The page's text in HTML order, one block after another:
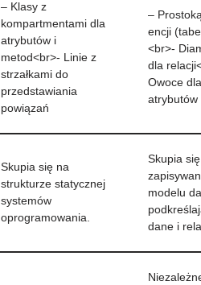
– Klasy z
kompartmentami dla
atrybutów i
metod<br>- Linie z
strzałkami do
przedstawiania
powiązań
–
encji
<br>-
dla
Owoce dla
atrybutów
Skupia się na
strukturze statycznej
systemów
oprogramowania.
Skupia
modelu
dane i